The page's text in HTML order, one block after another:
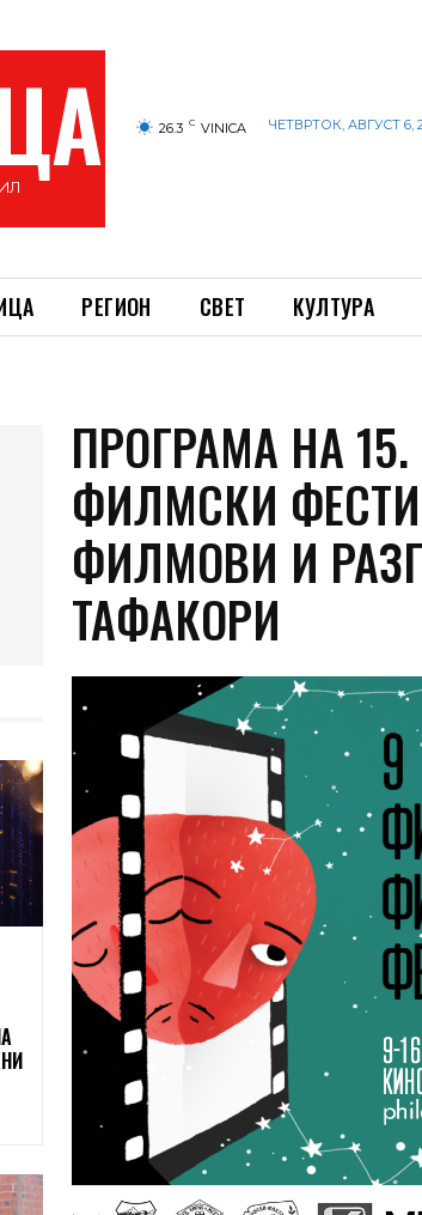
26.3 C VINICA ЧЕТВРТОК, АВГУСТ 6,
РЕГИОН СВЕТ КУЛТУРА
ПРОГРАМА НА
ФИЛМСКИ
ФИЛМОВИ И
ТАФАКОРИ